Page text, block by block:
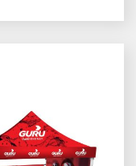
peuvent être
a plusieurs variations.